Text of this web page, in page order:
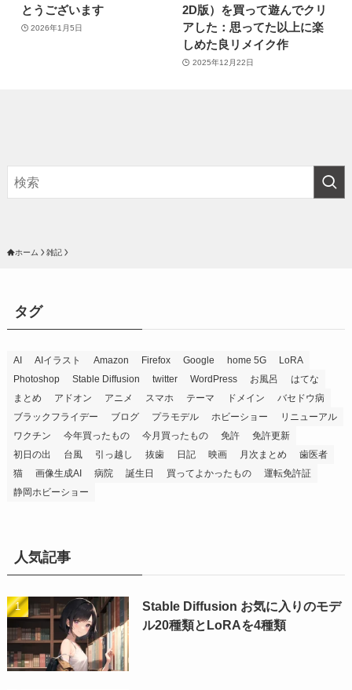
とうございます
2026年1月5日
2D版）を買って遊んでクリ
アした：思ってた以上に楽
しめた良リメイク作
2025年12月22日
ホーム 雑記
タグ
AI AIイラスト Amazon Firefox Google home 5G
LoRA
Photoshop
Stable Diffusion twitter WordPress お風呂
はてな
まとめ
アドオン アニメ スマホ テーマ ドメイン
バセドウ病
ブラックフライデー
ブログ プラモデル ホビーショー
リニューアル
ワクチン
今年買ったもの 今月買ったもの 免許
免許更新
初日の出
台風 引っ越し 抜歯 日記 映画 月次まとめ
歯医者
猫
画像生成AI 病院 誕生日 買ってよかったもの
運転免許証
静岡ホビーショー
人気記事
Stable Diffusion お気に入りのモデ
ル20種類とLoRAを4種類